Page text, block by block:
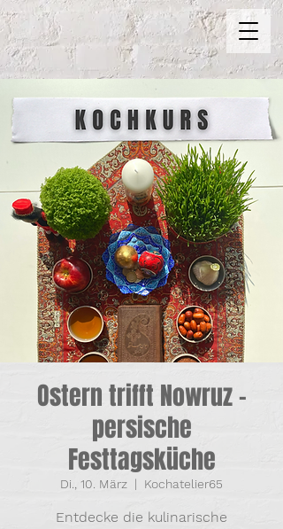
Ostern trifft Nowruz -
persische
Festtagsküche
Di., 10. März
  |
Kochatelier65
Entdecke die kulinarische